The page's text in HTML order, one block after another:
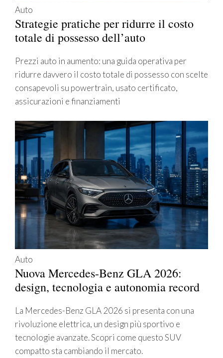
Auto
Strategie pratiche per ridurre il costo
totale di possesso dell’auto
Prezzi auto in aumento: una guida operativa per
ridurre davvero il costo totale di possesso con scelte
consapevoli su powertrain, usato certificato,
assicurazioni e finanziamenti
Auto
Nuova Mercedes-Benz GLA 2026:
design, tecnologia e autonomia record
La Mercedes-Benz GLA 2026 si presenta con una
rivoluzione elettrica, un design più sportivo e
tecnologie avanzate. Scopri come questo SUV
compatto sta cambiando il mercato.